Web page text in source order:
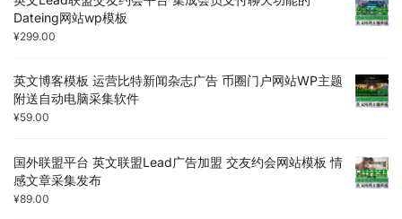
Dateing网站wp模板
¥299.00
英文博客模板 运营比特新闻杂志广告 币圈门户网站WP主题
附送自动电脑采集软件
¥59.00
国外联盟平台 英文联盟Lead广告加盟 交友约会网站模板 情
感文章采集发布
¥89.00